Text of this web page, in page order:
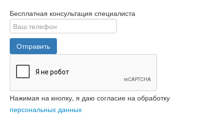
Бесплатная консультация специалиста
Отправить
Нажимая на кнопку, я даю согласие на обработку
персональных данных